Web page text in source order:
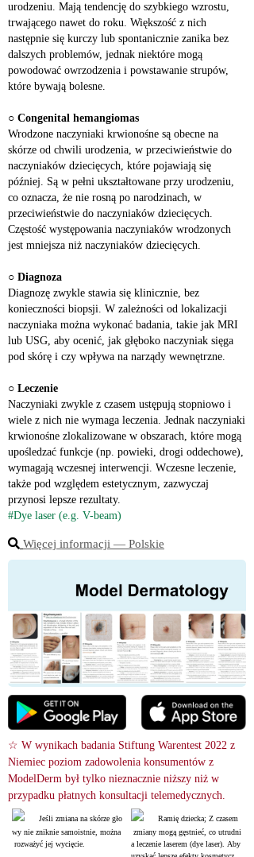
urodzeniu. Mają tendencję do szybkiego wzrostu,
trwającego nawet do roku. Większość z nich
następnie się kurczy lub spontanicznie zanika bez
dalszych problemów, jednak niektóre mogą
powodować owrzodzenia i powstawanie strupów,
które bywają bolesne.
○ Congenital hemangiomas
Wrodzone naczyniaki krwionośne są obecne na
skórze od chwili urodzenia, w przeciwieństwie do
naczyniaków dziecięcych, które pojawiają się
później. Są w pełni ukształtowane przy urodzeniu,
co oznacza, że nie rosną po narodzinach, w
przeciwieństwie do naczyniaków dziecięcych.
Częstość występowania naczyniaków wrodzonych
jest mniejsza niż naczyniaków dziecięcych.
○ Diagnoza
Diagnozę zwykle stawia się klinicznie, bez
konieczności biopsji. W zależności od lokalizacji
naczyniaka można wykonać badania, takie jak MRI
lub USG, aby ocenić, jak głęboko naczyniak sięga
pod skórę i czy wpływa na narządy wewnętrzne.
○ Leczenie
Naczyniaki zwykle z czasem ustępują stopniowo i
wiele z nich nie wymaga leczenia. Jednak naczyniaki
krwionośne zlokalizowane w obszarach, które mogą
upośledzać funkcje (np. powieki, drogi oddechowe),
wymagają wczesnej interwencji. Wczesne leczenie,
także pod względem estetycznym, zazwyczaj
przynosi lepsze rezultaty.
#Dye laser (e.g. V-beam)
Więcej informacji ― Polskie
☆ W wynikach badania Stiftung Warentest 2022 z
Niemiec poziom zadowolenia konsumentów z
ModelDerm był tylko nieznacznie niższy niż w
przypadku płatnych konsultacji telemedycznych.
Jeśli zmiana na skórze gło
wy nie zniknie samoistnie, można
rozważyć jej wycięcie.
Ramię dziecka; Z czasem
zmiany mogą gęstnieć, co utrudni
a leczenie laserem (dye laser). Aby